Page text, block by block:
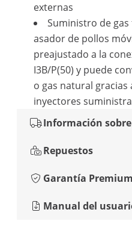
externas
Suministro de gas
asador de pollos
preajustado a la
I3B/P(50) y puede
o gas natural gracias
inyectores
Información
Repuestos
Garantía Premium
Manual del